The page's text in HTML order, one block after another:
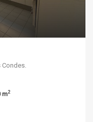
Condes.
m2